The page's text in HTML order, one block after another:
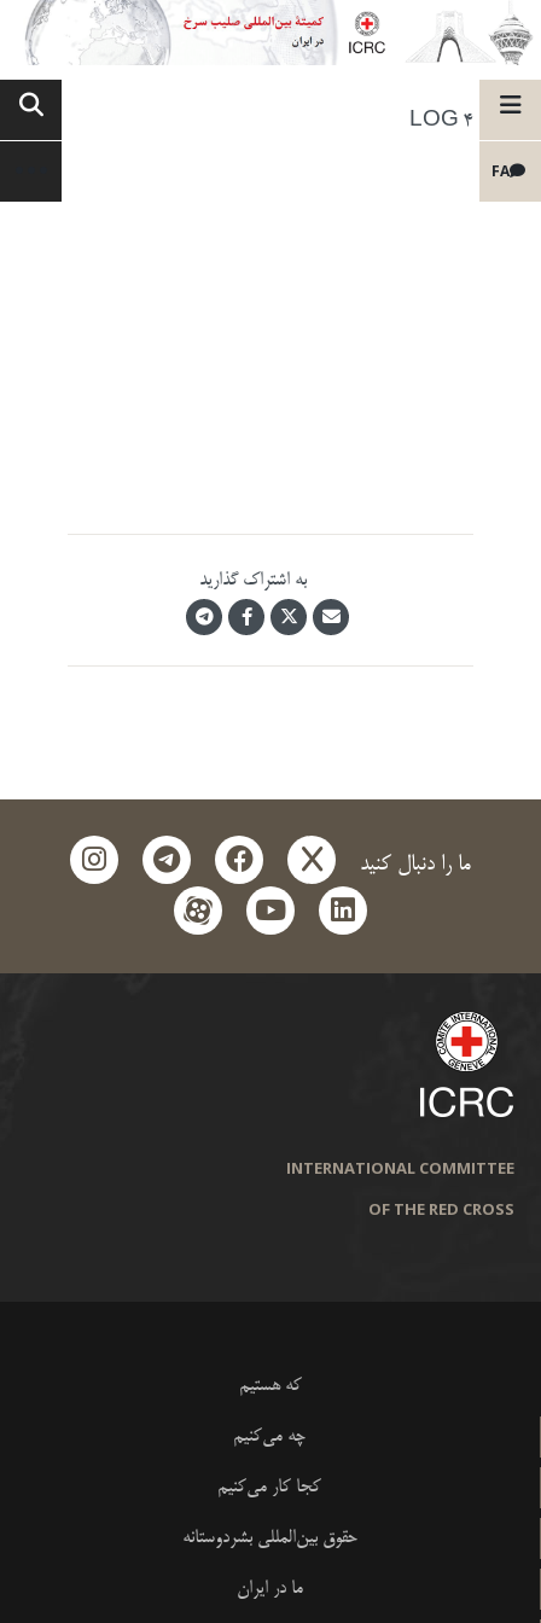
FA
LOG 4
به اشتراک گذارید
ما را دنبال کنید x
facebook
telegram
instagram
linkedin
youtube
aparat
INTERNATIONAL COMMITTEE
OF THE RED CROSS
که هستیم
چه می‌کنیم
کجا کار می‌کنیم
حقوق بین‌المللی بشردوستانه
ما در ایران